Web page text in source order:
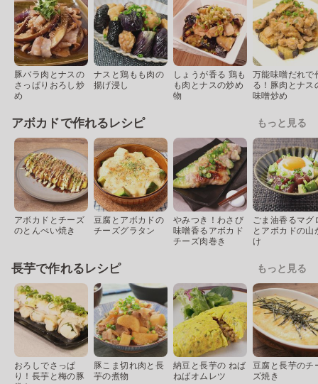
豚バラ肉とナスの
さっぱりおろし炒
め
ナスと鶏もも肉の
揚げ浸し
しょうが香る 鶏も
も肉とナスの炒め
物
万能味噌だれで
る！豚肉とナス
味噌炒め
アボカドで作れるレシピ もっと見る
アボカドとチーズ
のとんぺい焼き
豆腐とアボカドの
チーズグラタン
やみつき！わさび
味噌香るアボカド
チーズ肉巻き
ごま油香るマグ
とアボカドの山
け
長芋で作れるレシピ もっと見る
おろしでさっぱ
り！長芋と梅の豚
豚こま切れ肉と長
芋の煮物
納豆と長芋の ねば
ねばオムレツ
豆腐と長芋のチ
ズ焼き